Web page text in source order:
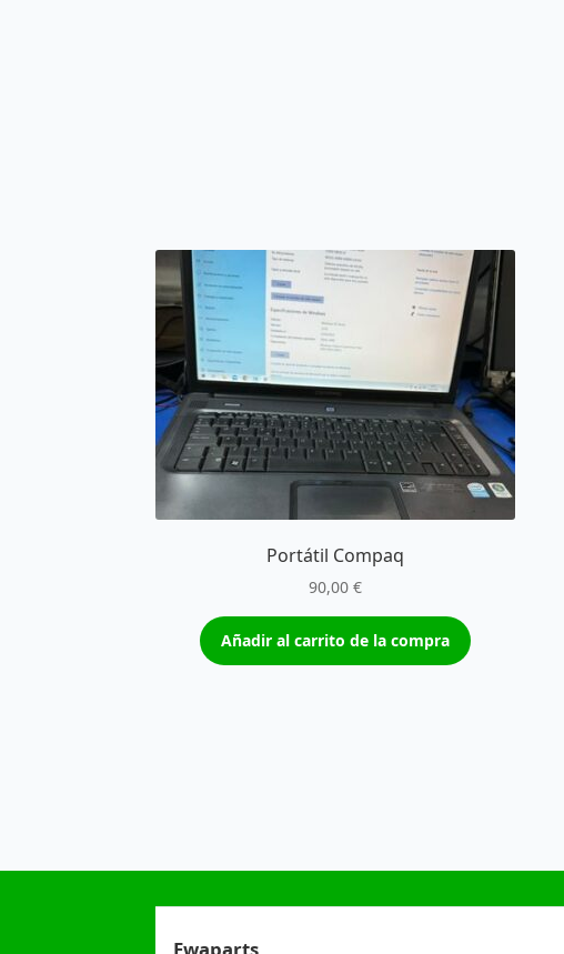
Portátil Compaq
90,00 €
Añadir al carrito de la compra
Ewaparts